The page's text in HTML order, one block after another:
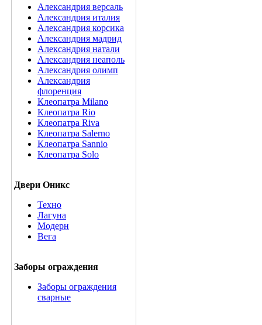
Александрия версаль
Александрия италия
Александрия корсика
Александрия мадрид
Александрия натали
Александрия неаполь
Александрия олимп
Александрия
флоренция
Клеопатра Milano
Клеопатра Rio
Клеопатра Riva
Клеопатра Salerno
Клеопатра Sannio
Клеопатра Solo
Двери Оникс
Техно
Лагуна
Модерн
Вега
Заборы ограждения
Заборы ограждения
сварные